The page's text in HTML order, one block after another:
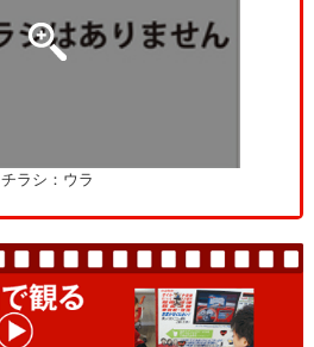
チラシ：ウラ